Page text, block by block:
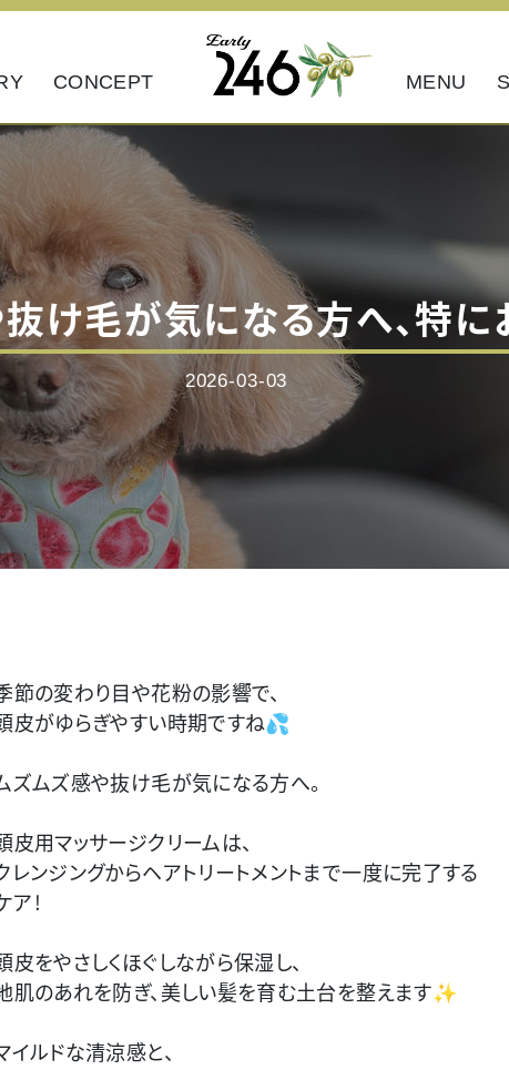
CONCEPT MENU
け毛が気になる方へ、特
2026-03-03
節の変わり目や花粉の影響で、
皮がゆらぎやすい時期ですね💦
ズムズ感や抜け毛が気になる方へ。
皮用マッサージクリームは、
レンジングからヘアトリートメントまで一度に完了する
ア ！
皮をやさしくほぐしながら保湿し、
肌のあれを防ぎ、美しい髪を育む土台を整えます✨
イルドな清涼感と、